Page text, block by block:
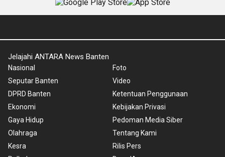
Jelajahi ANTARA News Banten
Nasional
Seputar Banten
DPRD Banten
Ekonomi
Gaya Hidup
Olahraga
Kesra
Foto
Video
Ketentuan Penggunaan
Kebijakan Privasi
Pedoman Media Siber
Tentang Kami
Rilis Pers